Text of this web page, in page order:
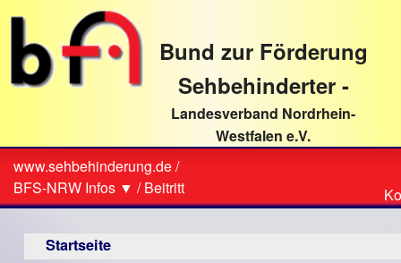
direkt
Textinhalt
Bund zur Förderung
Sehbehinderter -
Landesverband Nordrhein-
Westfalen e.V.
Sie
sind
hier
www.sehbehinderung.de/
BFS-NRW Infos ▼ /Beitritt
Startseite